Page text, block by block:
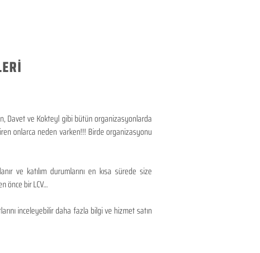
Davet ve Kokteyl gibi bütün organizasyonlarda
onlarca neden varken!!! Birde organizasyonu
ve katılım durumlarını en kısa sürede size
önce bir LCV...
inceleyebilir daha fazla bilgi ve hizmet satın